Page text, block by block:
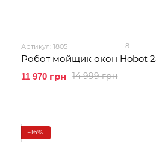
Артикул: 1805 8
Робот мойщик окон Hobot
14 999 грн
11 970 грн
−16%